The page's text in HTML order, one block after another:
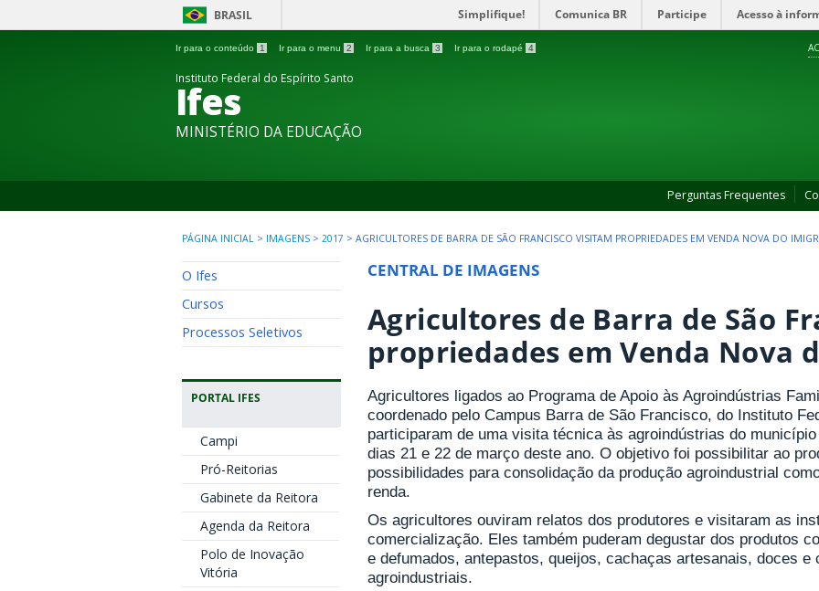
BRASIL Simplifique! Comunica BR Participe Acesso à
Ir para o conteúdo 1 Ir para o menu 2 Ir para a busca 3 Ir para o rodapé 4
Instituto Federal do Espírito Santo
Ifes
MINISTÉRIO DA EDUCAÇÃO
Perguntas Frequentes
PÁGINA INICIAL > IMAGENS > 2017 > AGRICULTORES DE BARRA DE SÃO FRANCISCO VISITAM PROPRIEDADES EM VENDA NOVA DO
O Ifes
Cursos
Processos Seletivos
PORTAL IFES
Campi
Pró-Reitorias
Gabinete da Reitora
Agenda da Reitora
Polo de Inovação
Vitória
CENTRAL DE IMAGENS
Agricultores de Barra de São
propriedades em Venda Nova
Agricultores ligados ao Programa de Apoio às Agroindústrias
coordenado pelo Campus Barra de São Francisco, do Instituto
participaram de uma visita técnica às agroindústrias do
dias 21 e 22 de março deste ano. O objetivo foi possibilitar ao
possibilidades para consolidação da produção agroindustrial
renda.
Os agricultores ouviram relatos dos produtores e visitaram as
comercialização. Eles também puderam degustar dos produtos
e defumados, antepastos, queijos, cachaças artesanais, doces
agroindustriais.